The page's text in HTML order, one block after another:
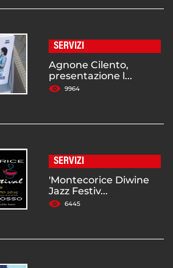
SERVIZI
Agnone Cilento,
presentazione l...
9964
SERVIZI
'Montecorice Diwine
Jazz Festiv...
6445